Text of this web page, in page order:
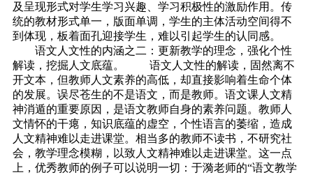
及呈现形式对学生学习兴趣、学习积极性的激励作用。传
统的教材形式单一，版面单调，学生的主体活动空间得不
到体现，板着面孔迎接学生，难以引起学生的认同感。
语文人文性的内涵之二：更新教学的理念，强化个性
解读，挖掘人文底蕴。 语文人文性的解读，固然离不
开文本，但教师人文素养的高低，却直接影响着生命个体
的发展。误尽苍生的不是语文，而是教师。语文课人文精
神消遁的重要原因，是语文教师自身的素养问题。教师人
文情怀的干瘪，知识底蕴的虚空，个性语言的萎缩，造成
人文精神难以走进课堂。相当多的教师不读书，不研究社
会，教学理念模糊，以致人文精神难以走进课堂。这一点
上，优秀教师的例子可以说明一切：于漪老师的“语文教学